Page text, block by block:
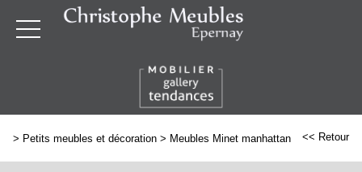
> Petits meubles et décoration > Meubles Minet manhattan << Retour